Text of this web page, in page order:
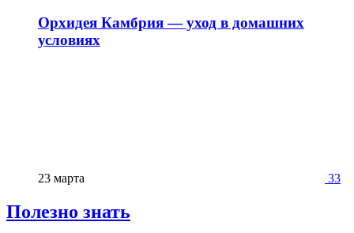
Орхидея Камбрия — уход в домашних
условиях
23 марта 33
Полезно знать